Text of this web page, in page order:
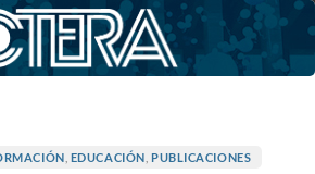
EDUCACIÓN PUBLICACIONES